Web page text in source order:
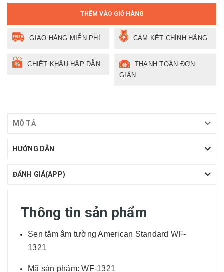
THÊM VÀO GIỎ HÀNG
GIAO HÀNG MIỄN PHÍ CAM KẾT CHÍNH HÃNG
CHIẾT KHẤU HẤP DẪN
THANH TOÁN ĐƠN
GIẢN
MÔ TẢ
HƯỚNG DẪN
ĐÁNH GIÁ(APP)
Thông tin sản phẩm
Sen tắm âm tường American Standard WF-
1321
Mã sản phảm: WF-1321